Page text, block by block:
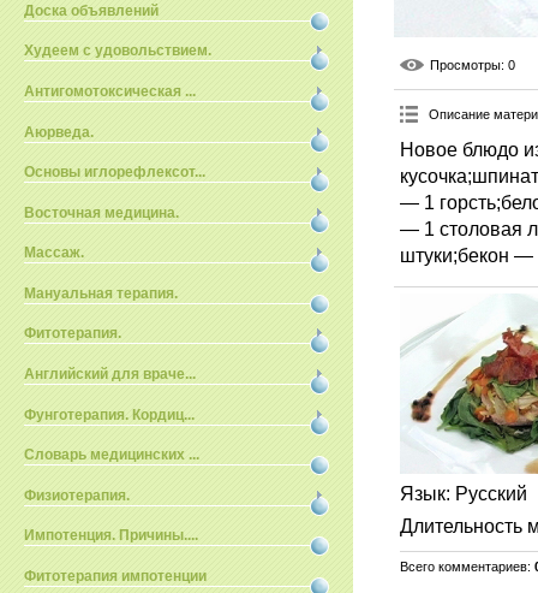
Доска объявлений
Худеем с удовольствием.
Антигомотоксическая ...
Аюрведа.
Основы иглорефлексот...
Восточная медицина.
Массаж.
Мануальная терапия.
Фитотерапия.
Английский для враче...
Фунготерапия. Кордиц...
Словарь медицинских ...
Физиотерапия.
Импотенция. Причины....
Фитотерапия импотенции
Просмотры: 0
Описание
Новое блюдо
— 1
— 1 столовая
штуки;бекон —
Язык: Русский
Длительность
Всего комментариев: